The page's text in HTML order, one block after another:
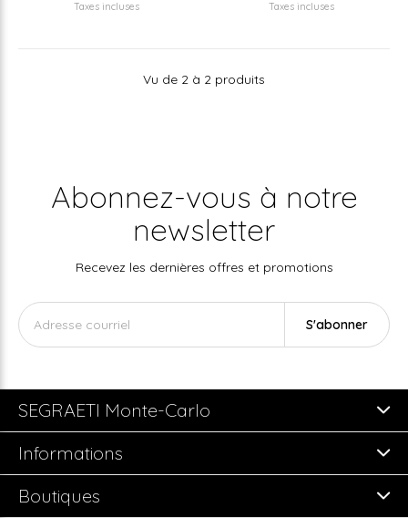
Taxes incluses Taxes incluses
Vu de 2 à 2 produits
Abonnez-vous à notre
newsletter
Recevez les dernières offres et promotions
S'abonner
SEGRAETI Monte-Carlo
Informations
Boutiques